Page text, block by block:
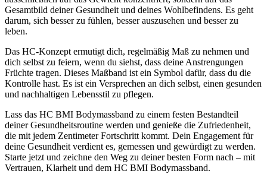
Gesamtbild deiner Gesundheit und deines Wohlbefindens. Es geht
darum, sich besser zu fühlen, besser auszusehen und besser zu
leben.
Das HC-Konzept ermutigt dich, regelmäßig Maß zu nehmen und
dich selbst zu feiern, wenn du siehst, dass deine Anstrengungen
Früchte tragen. Dieses Maßband ist ein Symbol dafür, dass du die
Kontrolle hast. Es ist ein Versprechen an dich selbst, einen gesunden
und nachhaltigen Lebensstil zu pflegen.
Lass das HC BMI Bodymassband zu einem festen Bestandteil
deiner Gesundheitsroutine werden und genieße die Zufriedenheit,
die mit jedem Zentimeter Fortschritt kommt. Dein Engagement für
deine Gesundheit verdient es, gemessen und gewürdigt zu werden.
Starte jetzt und zeichne den Weg zu deiner besten Form nach – mit
Vertrauen, Klarheit und dem HC BMI Bodymassband.